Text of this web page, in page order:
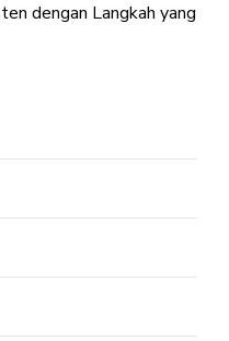
dengan Langkah yang